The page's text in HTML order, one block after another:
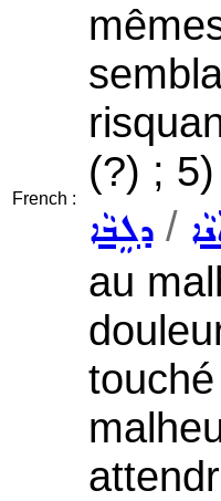
French :
(?) ; 5)
ܕܠܸܒܵܐ /
au